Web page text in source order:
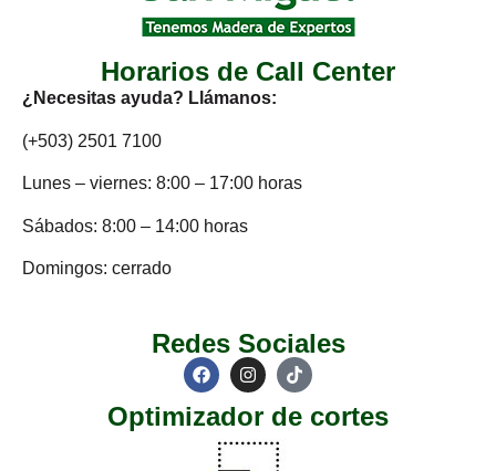
Horarios de Call Center
¿Necesitas ayuda? Llámanos:
(+503) 2501 7100
Lunes – viernes: 8:00 – 17:00 horas
Sábados: 8:00 – 14:00 horas
Domingos: cerrado
Redes Sociales
Optimizador de cortes